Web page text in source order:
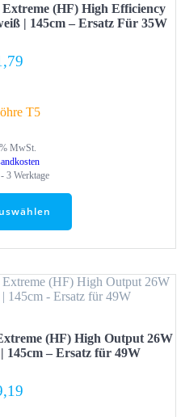
(HF) High Efficiency
| 145cm – Ersatz Für 35W
T5
MwSt.
3 Werktage
(HF) High Output 26W
145cm – Ersatz für 49W